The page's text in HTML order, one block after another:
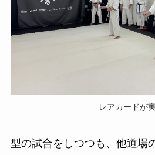
レアカードが
型の試合をしつつも、他道場